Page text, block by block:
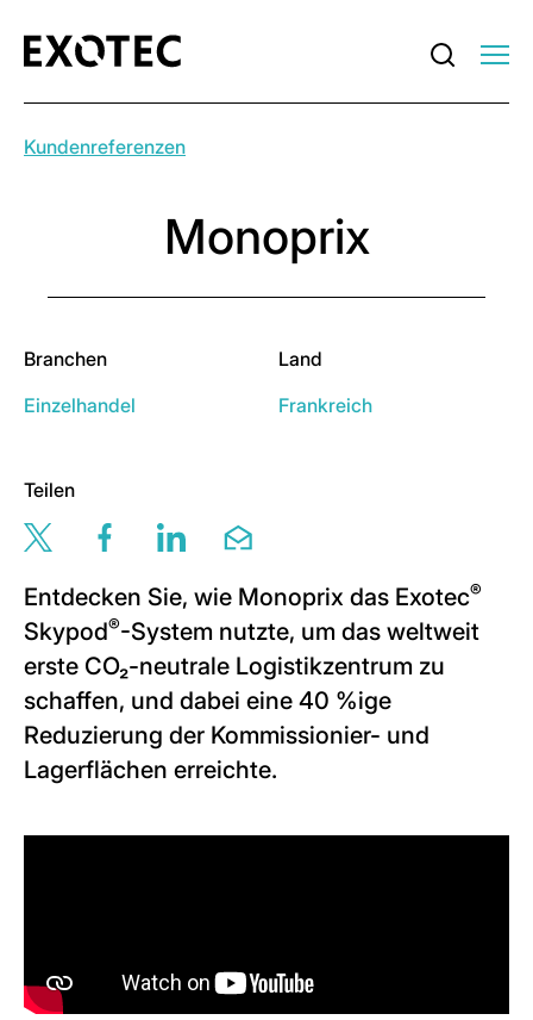
Kundenreferenzen
Monoprix
Branchen
Einzelhandel
Land
Frankreich
Teilen
Share this page via twitter
Share this page via facebook
Share this page via linkedin
Share this page via email
Entdecken Sie, wie Monoprix das Exotec®
Skypod®-System nutzte, um das weltweit
erste CO₂-neutrale Logistikzentrum zu
schaffen, und dabei eine 40 %ige
Reduzierung der Kommissionier- und
Lagerflächen erreichte.